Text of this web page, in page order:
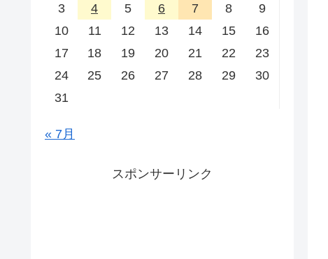
3
4 5 6 7 8
9
10
11 12 13 14 15
16
17
18 19 20 21 22
23
24
25 26 27 28 29
30
31
« 7月
スポンサーリンク